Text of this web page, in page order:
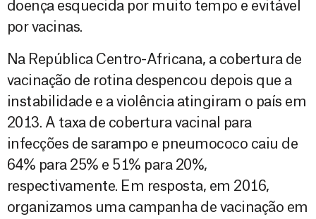
doença esquecida por muito tempo e evitável
por vacinas.
Na República Centro-Africana, a cobertura de
vacinação de rotina despencou depois que a
instabilidade e a violência atingiram o país em
2013. A taxa de cobertura vacinal para
infecções de sarampo e pneumococo caiu de
64% para 25% e 51% para 20%,
respectivamente. Em resposta, em 2016,
organizamos uma campanha de vacinação em